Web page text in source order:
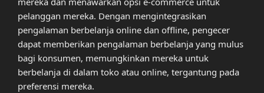
pelanggan mereka. Dengan mengintegrasikan
pengalaman berbelanja online dan offline, pengecer
dapat memberikan pengalaman berbelanja yang mulus
bagi konsumen, memungkinkan mereka untuk
berbelanja di dalam toko atau online, tergantung pada
preferensi mereka.